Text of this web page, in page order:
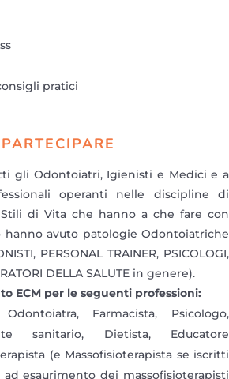
pratici
gli Odontoiatri, Igienisti e Medici e a
operanti nelle discipline di
di Vita che hanno a che fare con
hanno avuto patologie Odontoiatriche
PERSONAL TRAINER, PSICOLOGI,
DELLA SALUTE in genere).
ECM per le seguenti professioni:
Farmacista, Psicologo,
sanitario, Dietista, Educatore
(e Massofisioterapista se iscritti
ad esaurimento dei massofisioterapisti